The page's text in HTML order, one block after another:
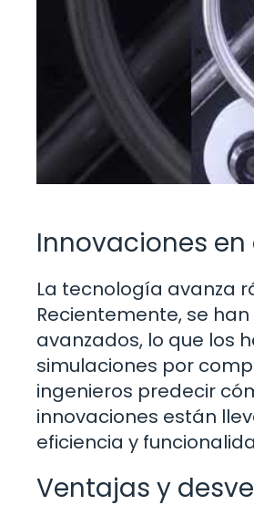
Innovaciones
La tecnología avanza
Recientemente, se
avanzados, lo que los
simulaciones por
ingenieros predecir
innovaciones están
eficiencia y
Ventajas y